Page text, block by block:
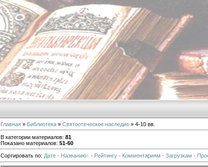
Главная » Библиотека » Святоотеческое наследие » 4-10 вв.
В категории материалов: 81
Показано материалов: 51-60
Сортировать по: Дате · Названию · Рейтингу · Комментариям · Загрузкам ·